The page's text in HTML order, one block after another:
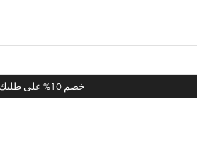
خصم 10% على طلبك الأول — استخدم الكود: WELCOME10